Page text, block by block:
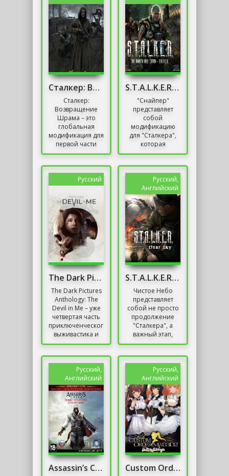
завершает...
Сталкер: Возвращение Шрама
Сталкер:
Возвращение
Шрама – это
глобальная
модификация для
первой части
серии игр
Чернобыля».
Пользователям
предоставляется...
S.T.A.L.K.E.R. - Зов Припяти. Снайпер
"Снайпер"
представляет
собой
модификацию
для "Сталкера",
которая
значительно
акцентируя
внимание на
стелсе и
высокоточной...
Русский
The Dark Pictures Anthology: The Devil In Me
The Dark Pictures
Anthology: The
Devil in Me – уже
четвертая часть
приключенческого
выживастика и
завершение
Русский,
Английский
S.T.A.L.K.E.R. - Чистое небо
Чистое Небо
представляет
собой не просто
продолжение
"Сталкера", а
важный этап,
поднявший
модификация
стала знаковым...
Русский,
Английский
Assassin’s Creed: The Ezio Collection Механики
Русский,
Английский
Custom Order Made 3D 2